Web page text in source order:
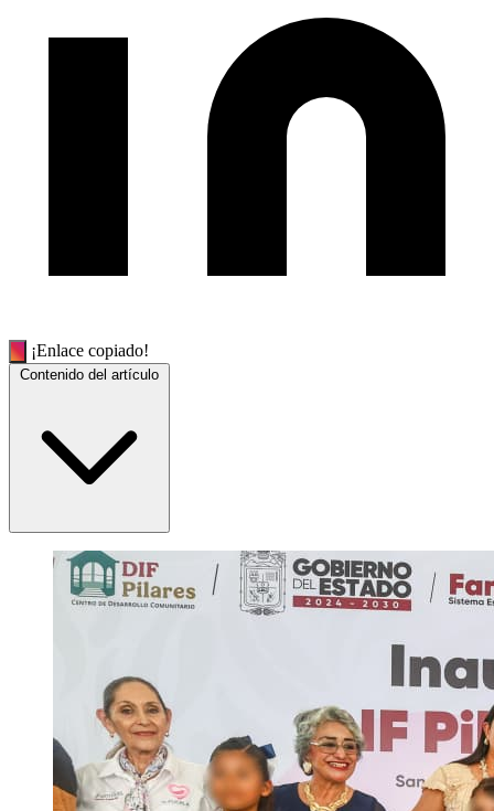
¡Enlace copiado!
Contenido del artículo